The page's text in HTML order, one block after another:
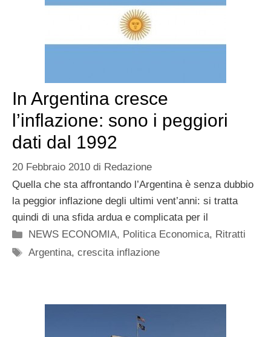
In Argentina cresce
l’inflazione: sono i peggiori
dati dal 1992
20 Febbraio 2010 di Redazione
Quella che sta affrontando l’Argentina è senza dubbio
la peggior inflazione degli ultimi vent’anni: si tratta
quindi di una sfida ardua e complicata per il
Categorie
NEWS ECONOMIA, Politica Economica, Ritratti
Tag
Argentina,crescita inflazione